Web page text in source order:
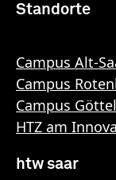
Standorte
Campus Alt-
Campus
Campus
HTZ am
htw saar